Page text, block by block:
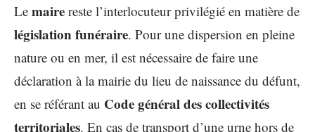
Le maire reste l’interlocuteur privilégié en matière de
législation funéraire. Pour une dispersion en pleine
nature ou en mer, il est nécessaire de faire une
déclaration à la mairie du lieu de naissance du défunt,
en se référant au Code général des collectivités
territoriales. En cas de transport d’une urne hors de